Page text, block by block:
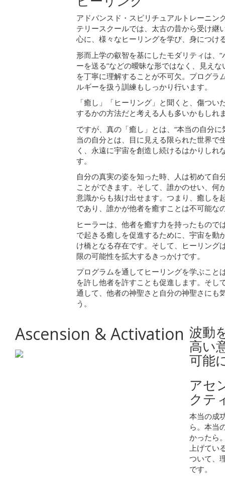
アドバンスド・スピリチュアルトレーニン
テリースクールでは、太古の昔から受け継
心に、様々なヒーリングを学び、身につけ
形而上学の叡智を基にしたモダリティは、
ーを送る”などの曖昧な形ではなく、見え
を丁寧に理解することが不可欠。プログラ
ルギーを扱う訓練もしっかり行います。
「癒し」「ヒーリング」と聞くと、傷つい
するかの方法だと考える人も多いかもしれ
ですが、真の「癒し」とは、“本当の自分
当の自分とは、目に見える限られた世界で
く、永遠に宇宙を創造し続けるはかりしれ
す。
自分の真実の姿を知った時、人は初めて自
ことができます。そして、誰かのせい、何
意識からも抜け出せます。つまり、癒しを
であり、誰かが他者を癒すことは不可能な
ヒーラーは、他者を癒す力を持ったもので
で起きる癒しを促進するために、宇宙を動
け橋となる存在です。そして、ヒーリング
限の可能性を拡大するきっかけです。
プログラムを通してヒーリングを学ぶこと
を許し他者を許すことも促進します。そし
通して、他者の神聖さと自分の神聖さにも
う。
Ascension & Activation 波動
高い
可能
アセ
クテ
本当の成
ら。本当
かったら
上げてい
ついて、
です。